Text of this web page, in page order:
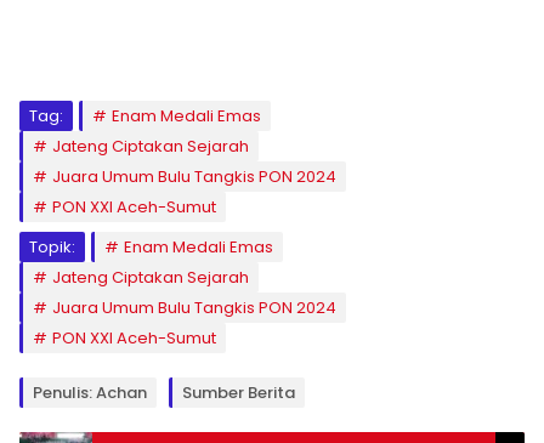
Tag:
Enam Medali Emas
Jateng Ciptakan Sejarah
Juara Umum Bulu Tangkis PON 2024
PON XXI Aceh-Sumut
Topik:
Enam Medali Emas
Jateng Ciptakan Sejarah
Juara Umum Bulu Tangkis PON 2024
PON XXI Aceh-Sumut
Penulis: Achan Sumber Berita